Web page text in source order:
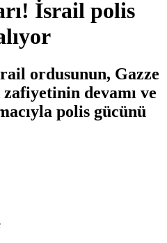
İsrail polis
ordusunun, Gazze
devamı ve
polis gücünü